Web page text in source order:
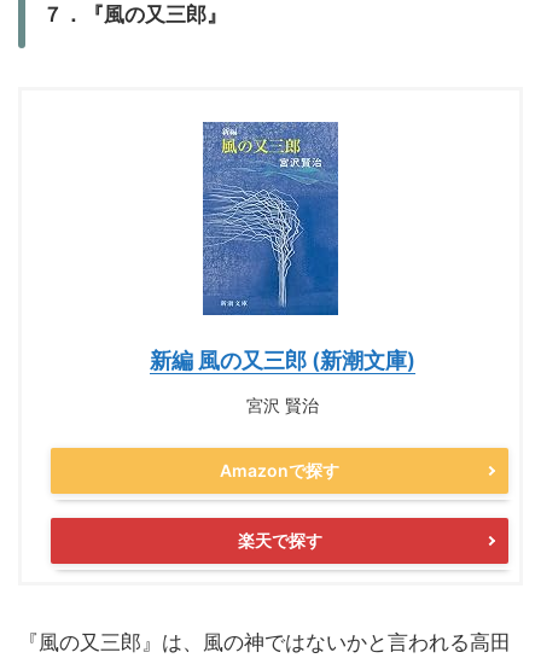
７．『風の又三郎』
新編 風の又三郎 (新潮文庫)
宮沢 賢治
Amazonで探す
楽天で探す
『風の又三郎』は、風の神ではないかと言われる高田